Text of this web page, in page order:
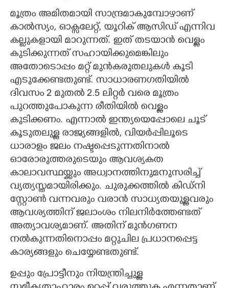
മൂത്രം അമിതമായി സാന്ദ്രമാകുമ്പോഴാണ്
കാൽസ്യം, ഓക്സലേറ്റ്, യൂറിക് ആസിഡ് എന്നിവ
കല്ലുകളായി മാറുന്നത്. ഇത് തടയാൻ വെള്ളം
കുടിക്കുന്നത് സഹായിക്കുമെങ്കിലും
അതോടൊപ്പം മറ്റ് മുൻകരുതലുകൾ കൂടി
എടുക്കേണ്ടതുണ്ട്. സാധാരണഗതിയിൽ
ദിവസം 2 മുതൽ 2.5 ലിറ്റർ വരെ മൂത്രം
പുറത്തുപോകുന്ന രീതിയിൽ വെള്ളം
കുടിക്കണം. എന്നാൽ ഇന്ത്യയെപ്പോലെ ചൂട്
കൂടുതലുള്ള രാജ്യങ്ങളിൽ, വിയർപ്പിലൂടെ
ധാരാളം ജലം നഷ്ടപ്പെടുന്നതിനാൽ
ഓരോരുത്തരുടെയും ആവശ്യകത
കാലാവസ്ഥയ്ക്കും അധ്വാനത്തിനുമനുസരിച്ച്
വ്യത്യസ്തമായിരിക്കും. ചുരുക്കത്തിൽ കിഡ്നി
സ്റ്റോൺ വന്നവരും വരാൻ സാധ്യതയുള്ളവരും
ആവശ്യത്തിന് ജലാംശം നിലനിർത്തേണ്ടത്
അത്യാവശ്യമാണ്. അതിന് മുൻഗണന
നൽകുന്നതിനൊപ്പം മറ്റുചില പ്രധാനപ്പെട്ട
കാര്യങ്ങളും ചെയ്യേണ്ടതുണ്ട്.
ഉപ്പും പ്രോട്ടീനും നിയന്ത്രിച്ചുള്ള